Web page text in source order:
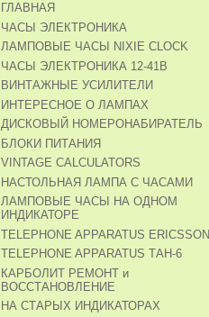
ГЛАВНАЯ
ЧАСЫ ЭЛЕКТРОНИКА
ЛАМПОВЫЕ ЧАСЫ NIXIE CLOCK
ЧАСЫ ЭЛЕКТРОНИКА 12-41В
ВИНТАЖНЫЕ УСИЛИТЕЛИ
ИНТЕРЕСНОЕ О ЛАМПАХ
ДИСКОВЫЙ НОМЕРОНАБИРАТЕЛЬ
БЛОКИ ПИТАНИЯ
VINTAGE CALCULATORS
НАСТОЛЬНАЯ ЛАМПА С ЧАСАМИ
ЛАМПОВЫЕ ЧАСЫ НА ОДНОМ
ИНДИКАТОРЕ
TELEPHONE APPARATUS ERICSSON
TELEPHONE APPARATUS ТАН-6
КАРБОЛИТ РЕМОНТ и
ВОССТАНОВЛЕНИЕ
НА СТАРЫХ ИНДИКАТОРАХ